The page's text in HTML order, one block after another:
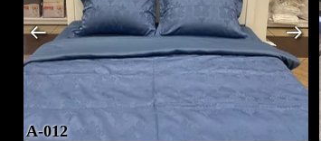
A-012